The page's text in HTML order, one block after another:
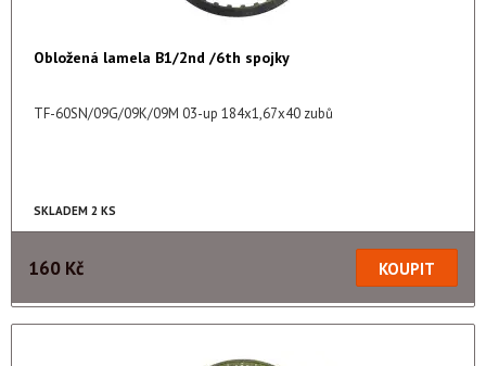
Obložená lamela B1/2nd /6th spojky
TF-60SN/09G/09K/09M 03-up 184x1,67x40 zubů
SKLADEM 2 KS
160 Kč